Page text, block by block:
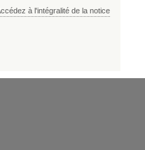
à l'intégralité de la notice